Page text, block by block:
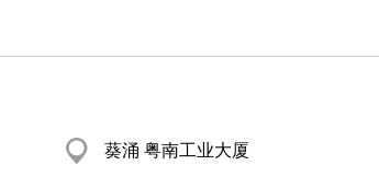
葵涌 粤南工业大厦